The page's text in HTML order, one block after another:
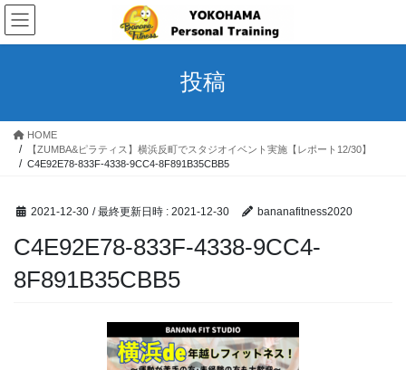
コ
ン
テ
ス
ナ
ビ
ゲ
ン
投稿
HOME
【ZUMBA&ピラティス】横浜反町でスタジオイベント実施【レポート12/30】
C4E92E78-833F-4338-9CC4-8F891B35CBB5
2021-12-30 / 最終更新日時 : 2021-12-30 bananafitness2020
C4E92E78-833F-4338-9CC4-
8F891B35CBB5